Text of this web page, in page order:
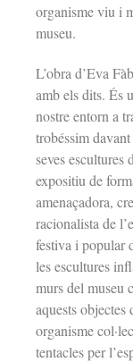
organisme viu i
museu.
L’obra d’Eva
amb els dits. És
nostre entorn a
trobéssim
seves escultures
expositiu de
amenaçadora,
racionalista de
festiva i popular
les escultures
murs del museu
aquests objectes
organisme
tentacles per